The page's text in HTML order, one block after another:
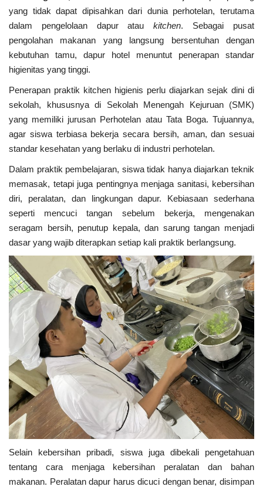
Kesehatan
Layanan Publik
Perempuan/Anak
yang tidak dapat dipisahkan dari dunia perhotelan, terutama
dalam pengelolaan dapur ataukitchen. Sebagai pusat
pengolahan makanan yang langsung bersentuhan dengan
kebutuhan tamu, dapur hotel menuntut penerapan standar
higienitas yang tinggi.
Penerapan praktik kitchen higienis perlu diajarkan sejak dini di
sekolah, khususnya di Sekolah Menengah Kejuruan (SMK)
yang memiliki jurusan Perhotelan atau Tata Boga. Tujuannya,
agar siswa terbiasa bekerja secara bersih, aman, dan sesuai
standar kesehatan yang berlaku di industri perhotelan.
Dalam praktik pembelajaran, siswa tidak hanya diajarkan teknik
memasak, tetapi juga pentingnya menjaga sanitasi, kebersihan
diri, peralatan, dan lingkungan dapur. Kebiasaan sederhana
seperti mencuci tangan sebelum bekerja, mengenakan
seragam bersih, penutup kepala, dan sarung tangan menjadi
dasar yang wajib diterapkan setiap kali praktik berlangsung.
Selain kebersihan pribadi, siswa juga dibekali pengetahuan
tentang cara menjaga kebersihan peralatan dan bahan
makanan. Peralatan dapur harus dicuci dengan benar, disimpan